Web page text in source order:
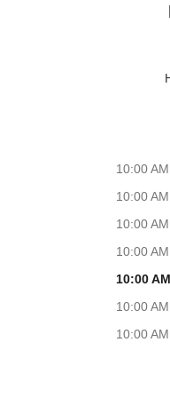
BEAUTY FUKUYA
10:00
10:00
10:00
10:00
10:00
10:00
10:00